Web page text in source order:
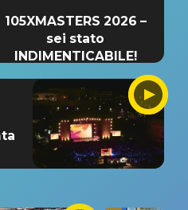
105XMASTERS 2026 –
sei stato
INDIMENTICABILE!